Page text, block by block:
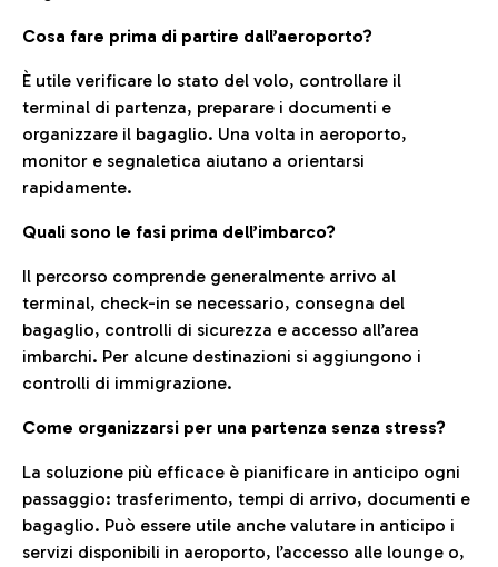
Cosa fare prima di partire dall’aeroporto?
È utile verificare lo stato del volo, controllare il
terminal di partenza, preparare i documenti e
organizzare il bagaglio. Una volta in aeroporto,
monitor e segnaletica aiutano a orientarsi
rapidamente.
Quali sono le fasi prima dell’imbarco?
Il percorso comprende generalmente arrivo al
terminal, check-in se necessario, consegna del
bagaglio, controlli di sicurezza e accesso all’area
imbarchi. Per alcune destinazioni si aggiungono i
controlli di immigrazione.
Come organizzarsi per una partenza senza stress?
La soluzione più efficace è pianificare in anticipo ogni
passaggio: trasferimento, tempi di arrivo, documenti e
bagaglio. Può essere utile anche valutare in anticipo i
servizi disponibili in aeroporto, l’accesso alle lounge o,